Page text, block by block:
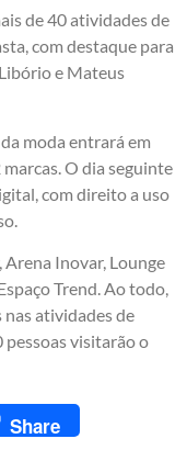
de 40 atividades de
com destaque para
e Mateus
moda entrará em
O dia seguinte
com direito a uso
Inovar, Lounge
Trend. Ao todo,
nas atividades de
pessoas visitarão o
Share